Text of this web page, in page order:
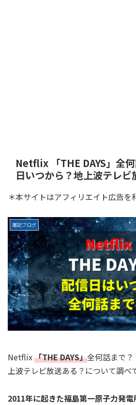
Netflix 「THE DAYS」全
日いつから？地上波テレビ
＊本サイトはアフィリエイト広告を
雑記ブログ
Netflix「THE DAYS」全何話まで
上波テレビ放送ある？について調べ
2011年に起きた福島第一原子力発